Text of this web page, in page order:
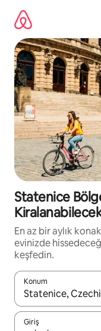
Statenice
En az bir aylık
evinizde
keşfedin.
Konum
Sonuçlar
Giriş